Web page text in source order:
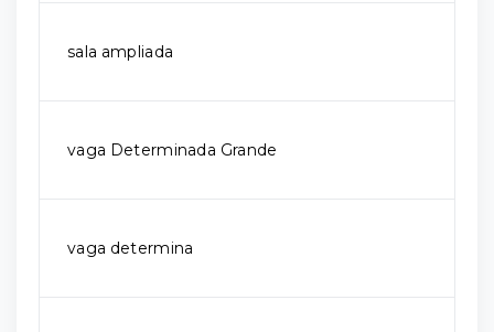
sala ampliada
vaga Determinada Grande
vaga determina